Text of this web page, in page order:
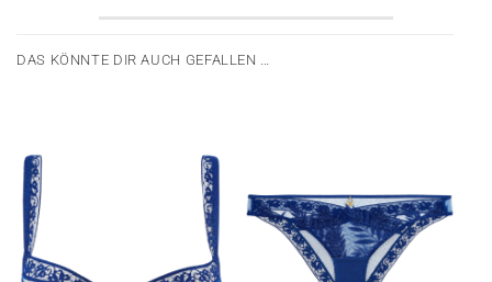
DAS KÖNNTE DIR AUCH GEFALLEN …